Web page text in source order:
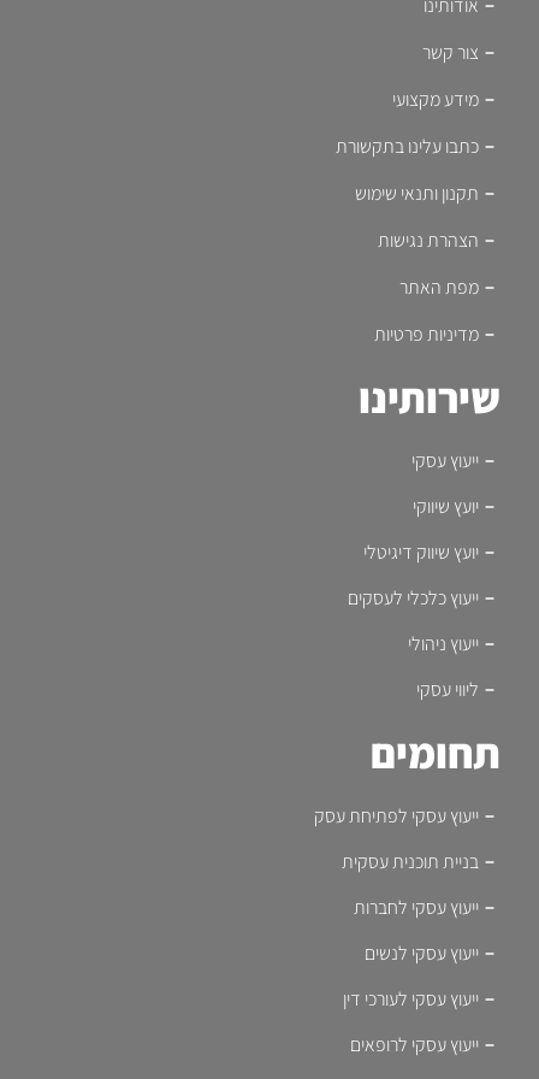
צור קשר
מידע מקצועי
כתבו עלינו בתקשורת
תקנון ותנאי שימוש
הצהרת נגישות
מפת האתר
מדיניות פרטיות
שירותינו
ייעוץ עסקי
יועץ שיווקי
יועץ שיווק דיגיטלי
ייעוץ כלכלי לעסקים
ייעוץ ניהולי
ליווי עסקי
תחומים
ייעוץ עסקי לפתיחת עסק
בניית תוכנית עסקית
ייעוץ עסקי לחברות
ייעוץ עסקי לנשים
ייעוץ עסקי לעורכי דין
ייעוץ עסקי לרופאים